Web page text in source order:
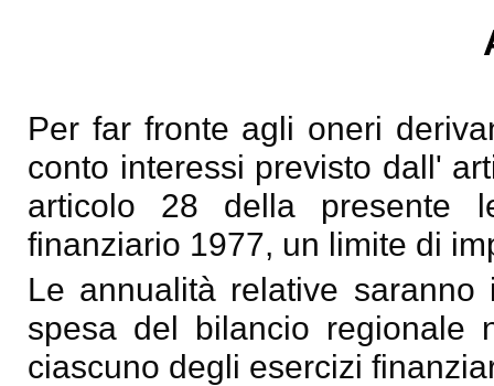
Per far fronte agli oneri
conto interessi previsto dall'
articolo 28 della presente
finanziario 1977, un limite di
Le annualità relative
spesa del bilancio regionale
ciascuno degli esercizi